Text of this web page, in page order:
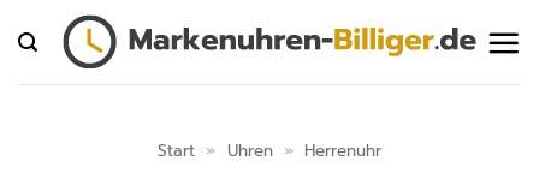
Inhalt
springen
Start » Uhren » Herrenuhr